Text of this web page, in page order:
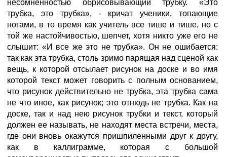
несомненностью обрисовывающий трубку. «Это
трубка, это трубка», - кричат ученики, топающие
ногами, в то время как учитель все тише и тише, но с
той же настойчивостью, шепчет, хотя никто уже его не
слышит: «И все же это не трубка». Он не ошибается:
так как эта трубка, столь зримо парящая над сценой как
вещь, к которой отсылает рисунок на доске и во имя
которой текст может говорить с полным основанием,
что рисунок действительно не трубка, эта трубка сама
не что иное, как рисунок; это отнюдь не трубка. Как на
доске, так и над нею рисунок трубки и текст, который
должен ее называть, не находят места встречи, места,
где они вновь окажутся пришпиленными друг к другу,
как в каллиграмме, которая с большой